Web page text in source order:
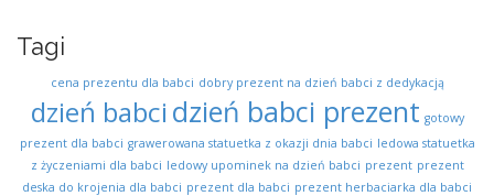
Tagi
cena prezentu dla babci dobry prezent na dzień babci z dedykacją
dzień babci dzień babci prezent gotowy
prezent dla babci grawerowana statuetka z okazji dnia babci ledowa statuetka
z życzeniami dla babci ledowy upominek na dzień babci prezent prezent
deska do krojenia dla babci prezent dla babci prezent herbaciarka dla babci